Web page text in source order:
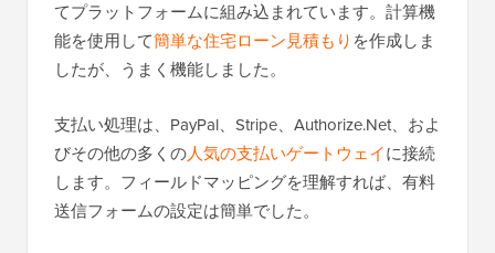
てプラットフォームに組み込まれています。計算機
能を使用して簡単な住宅ローン見積もり を作成しま
したが、うまく機能しました。
支払い処理は、PayPal、Stripe、Authorize.Net、およ
びその他の多くの人気の支払いゲートウェイに接続
します。フィールドマッピングを理解すれば、有料
送信フォームの設定は簡単でした。